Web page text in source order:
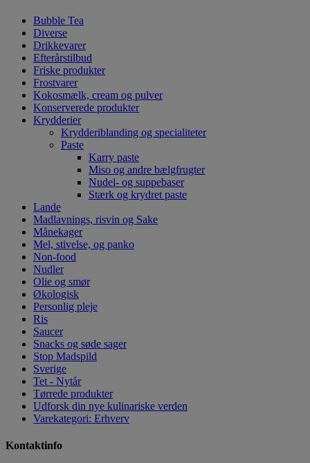
Bubble Tea
Diverse
Drikkevarer
Efterårstilbud
Friske produkter
Frostvarer
Kokosmælk, cream og pulver
Konserverede produkter
Krydderier
Krydderiblanding og specialiteter
Paste
Karry paste
Miso og andre bælgfrugter
Nudel- og suppebaser
Stærk og krydret paste
Lande
Madlavnings, risvin og Sake
Månekager
Mel, stivelse, og panko
Non-food
Nudler
Olie og smør
Økologisk
Personlig pleje
Ris
Saucer
Snacks og søde sager
Stop Madspild
Sverige
Tet - Nytår
Tørrede produkter
Udforsk din nye kulinariske verden
Varekategori: Erhverv
Kontaktinfo